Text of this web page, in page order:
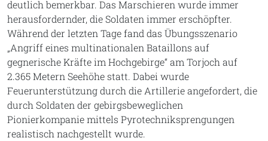
deutlich bemerkbar. Das Marschieren wurde immer
herausfordernder, die Soldaten immer erschöpfter.
Während der letzten Tage fand das Übungsszenario
„Angriff eines multinationalen Bataillons auf
gegnerische Kräfte im Hochgebirge“ am Torjoch auf
2.365 Metern Seehöhe statt. Dabei wurde
Feuerunterstützung durch die Artillerie angefordert, die
durch Soldaten der gebirgsbeweglichen
Pionierkompanie mittels Pyrotechniksprengungen
realistisch nachgestellt wurde.